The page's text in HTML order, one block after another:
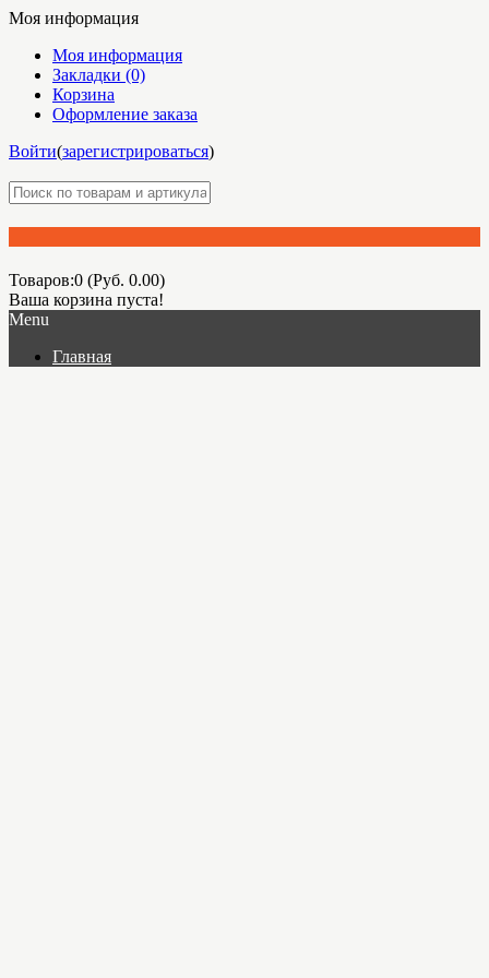
Моя информация
Моя информация
Закладки (0)
Корзина
Оформление заказа
Войти(зарегистрироваться)
Товаров:0 (Руб. 0.00)
Ваша корзина пуста!
Menu
Главная